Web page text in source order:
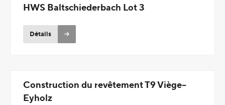
HWS Baltschiederbach Lot 3
Détails
Construction du revêtement T9 Viège--
Eyholz